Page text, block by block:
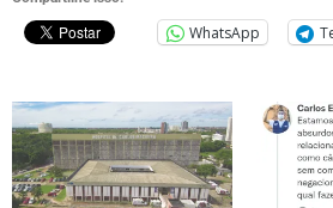
WhatsApp